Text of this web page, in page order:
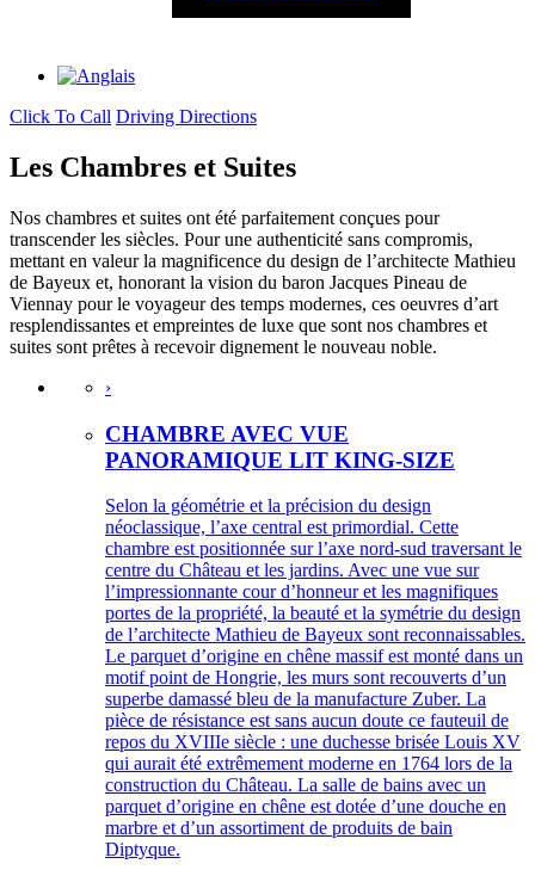
Click To Call Driving Directions
Les Chambres et Suites
Nos chambres et suites ont été parfaitement conçues pour
transcender les siècles. Pour une authenticité sans compromis,
mettant en valeur la magnificence du design de l’architecte Mathieu
de Bayeux et, honorant la vision du baron Jacques Pineau de
Viennay pour le voyageur des temps modernes, ces oeuvres d’art
resplendissantes et empreintes de luxe que sont nos chambres et
suites sont prêtes à recevoir dignement le nouveau noble.
›
CHAMBRE AVEC VUE
PANORAMIQUE LIT KING-SIZE
Selon la géométrie et la précision du design
néoclassique, l’axe central est primordial. Cette
chambre est positionnée sur l’axe nord-sud traversant le
centre du Château et les jardins. Avec une vue sur
l’impressionnante cour d’honneur et les magnifiques
portes de la propriété, la beauté et la symétrie du design
de l’architecte Mathieu de Bayeux sont reconnaissables.
Le parquet d’origine en chêne massif est monté dans un
motif point de Hongrie, les murs sont recouverts d’un
superbe damassé bleu de la manufacture Zuber. La
pièce de résistance est sans aucun doute ce fauteuil de
repos du XVIIIe siècle : une duchesse brisée Louis XV
qui aurait été extrêmement moderne en 1764 lors de la
construction du Château. La salle de bains avec un
parquet d’origine en chêne est dotée d’une douche en
marbre et d’un assortiment de produits de bain
Diptyque.